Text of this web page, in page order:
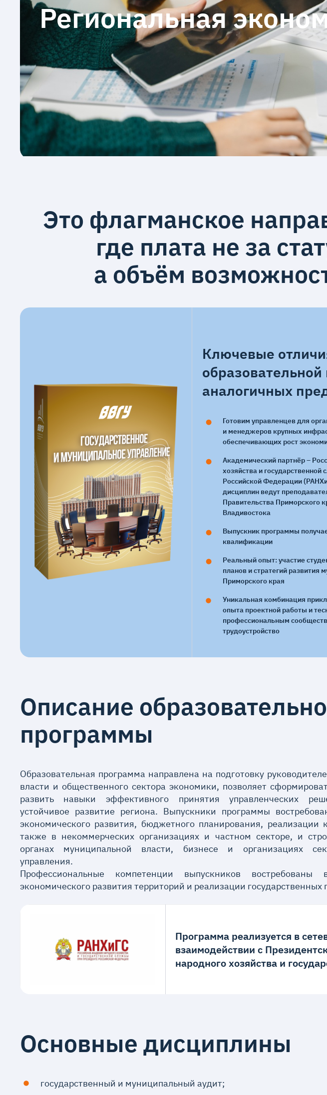
Региональная
Это флагманское
где плата не за
а объём
Ключевые
аналогичных
Готовим управленцев для
и менеджеров крупных
обеспечивающих рост
Академический партнёр –
хозяйства и
Российской Федерации
дисциплин ведут
Правительства Приморского
Владивостока
Выпускник программы
квалификации
Реальный опыт: участие
планов и стратегий развития
Приморского края
Уникальная комбинация
опыта проектной работы и
профессиональным
трудоустройство
Описание
программы
Образовательная программа направлена на подготовку
власти и общественного сектора экономики, позволяет
развить навыки эффективного принятия управленческих
устойчивое развитие региона. Выпускники программы
экономического развития, бюджетного планирования, реализации
также в некоммерческих организациях и частном секторе, и
органах муниципальной власти, бизнесе и организациях
управления.
Профессиональные компетенции выпускников востребованы
экономического развития территорий и реализации государственных
Программа реализуется в
взаимодействии с
народного хозяйства и
Основные дисциплины
государственный и муниципальный аудит;